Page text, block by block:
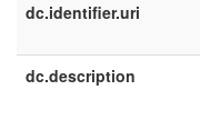
dc.identifier.uri
dc.description